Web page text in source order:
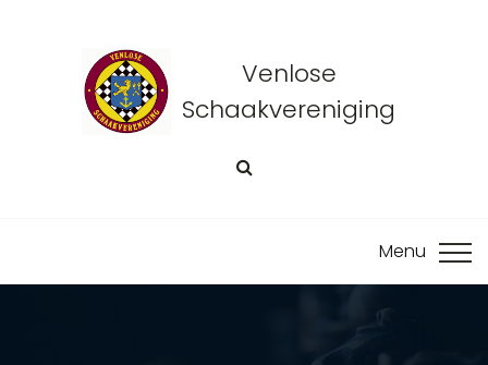
Venlose
Schaakvereniging